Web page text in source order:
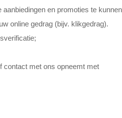
en promoties te kunnen
online gedrag (bijv. klikgedrag).
contact met ons opneemt met